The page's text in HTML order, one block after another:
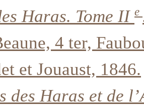
Haras. Tome II e
4 ter,
et Jouaust, 1846.
des Haras et de